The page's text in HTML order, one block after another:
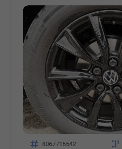
Fahrzeugnr. 8067716542 Getriebe